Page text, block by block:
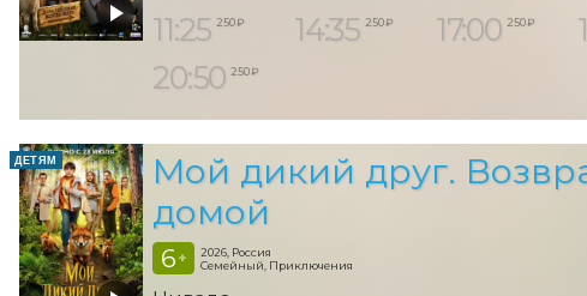
11:25 250 ₽ 14:35 250 ₽ 17:00 250 ₽
20:50 250 ₽
ДЕТЯМ
Мой дикий друг.
домой
6 +
2026, Россия
Семейный, Приключения